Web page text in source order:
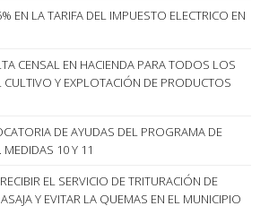
EN LA TARIFA DEL IMPUESTO ELECTRICO EN
CENSAL EN HACIENDA PARA TODOS LOS
Y EXPLOTACIÓN DE PRODUCTOS
DE AYUDAS DEL PROGRAMA DE
10 Y 11
EL SERVICIO DE TRITURACIÓN DE
Y EVITAR LA QUEMAS EN EL MUNICIPIO